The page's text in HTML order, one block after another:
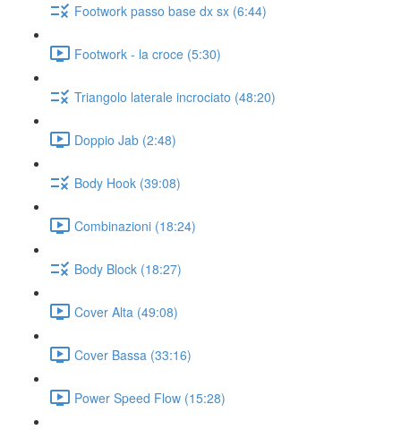
Footwork passo base dx sx (6:44)
Footwork - la croce (5:30)
Triangolo laterale incrociato (48:20)
Doppio Jab (2:48)
Body Hook (39:08)
Combinazioni (18:24)
Body Block (18:27)
Cover Alta (49:08)
Cover Bassa (33:16)
Power Speed Flow (15:28)